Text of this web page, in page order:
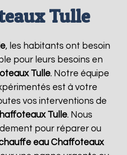
Tulle
, les habitants ont besoin
pour leurs besoins en
Tulle. Notre équipe
est à votre
vos interventions de
Tulle. Nous
pour réparer ou
eau Chaffoteaux